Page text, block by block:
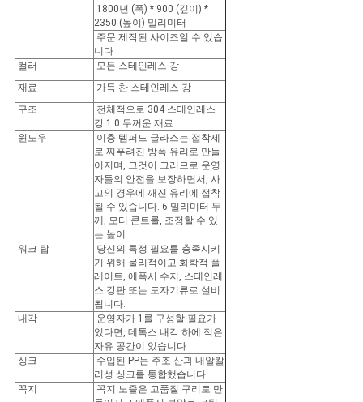
1800년 (폭) * 900 (깊이) *
2350 (높이) 밀리미터
주문 제작된 사이즈일 수 있습
니다
컬러
모든 스테인레스 강
재료
가득 찬 스테인레스 강
구조
전체적으로 304 스테인레스
강 1.0 두꺼운 재료
윈도우
이층 템퍼드 글라스는 접착제
로 찌푸려진 방폭 유리로 만들
어지며, 그것이 그러므로 운영
자들의 안전을 보장하면서, 사
고의 경우에 깨진 유리에 접착
될 수 있습니다. 6 밀리미터 두
께, 모터 콘트롤, 조정할 수 있
는 높이.
워크 탑
당신의 특정 필요를 충족시키
기 위해 물리적이고 화학적 플
레이트, 에폭시 수지, 스테인레
스 강판 또는 도자기류로 설비
됩니다.
내각
운영자가 1를 구성할 필요가
있다면, 데톡스 내각 하에 적은
자유 공간이 있습니다.
싱크
수입된 PP는 주조 산과 내알칼
리성 싱크를 통합했습니다
꼭지
꼭지 노즐은 고품질 구리로 만